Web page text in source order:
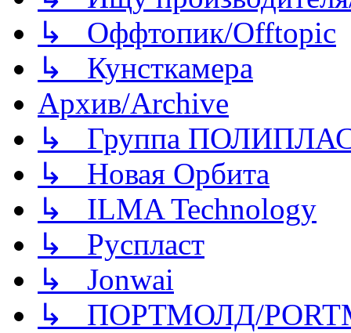
↳ Оффтопик/Offtopic
↳ Кунсткамера
Архив/Archive
↳ Группа
↳ Новая Орбита
↳ ILMA Technology
↳ Руспласт
↳ Jonwai
↳ ПОРТМОЛД/